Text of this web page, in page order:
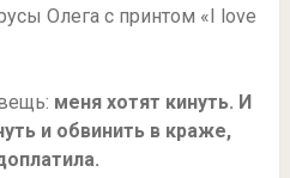
Олега с принтом «I love
меня хотят кинуть. И
и обвинить в краже,